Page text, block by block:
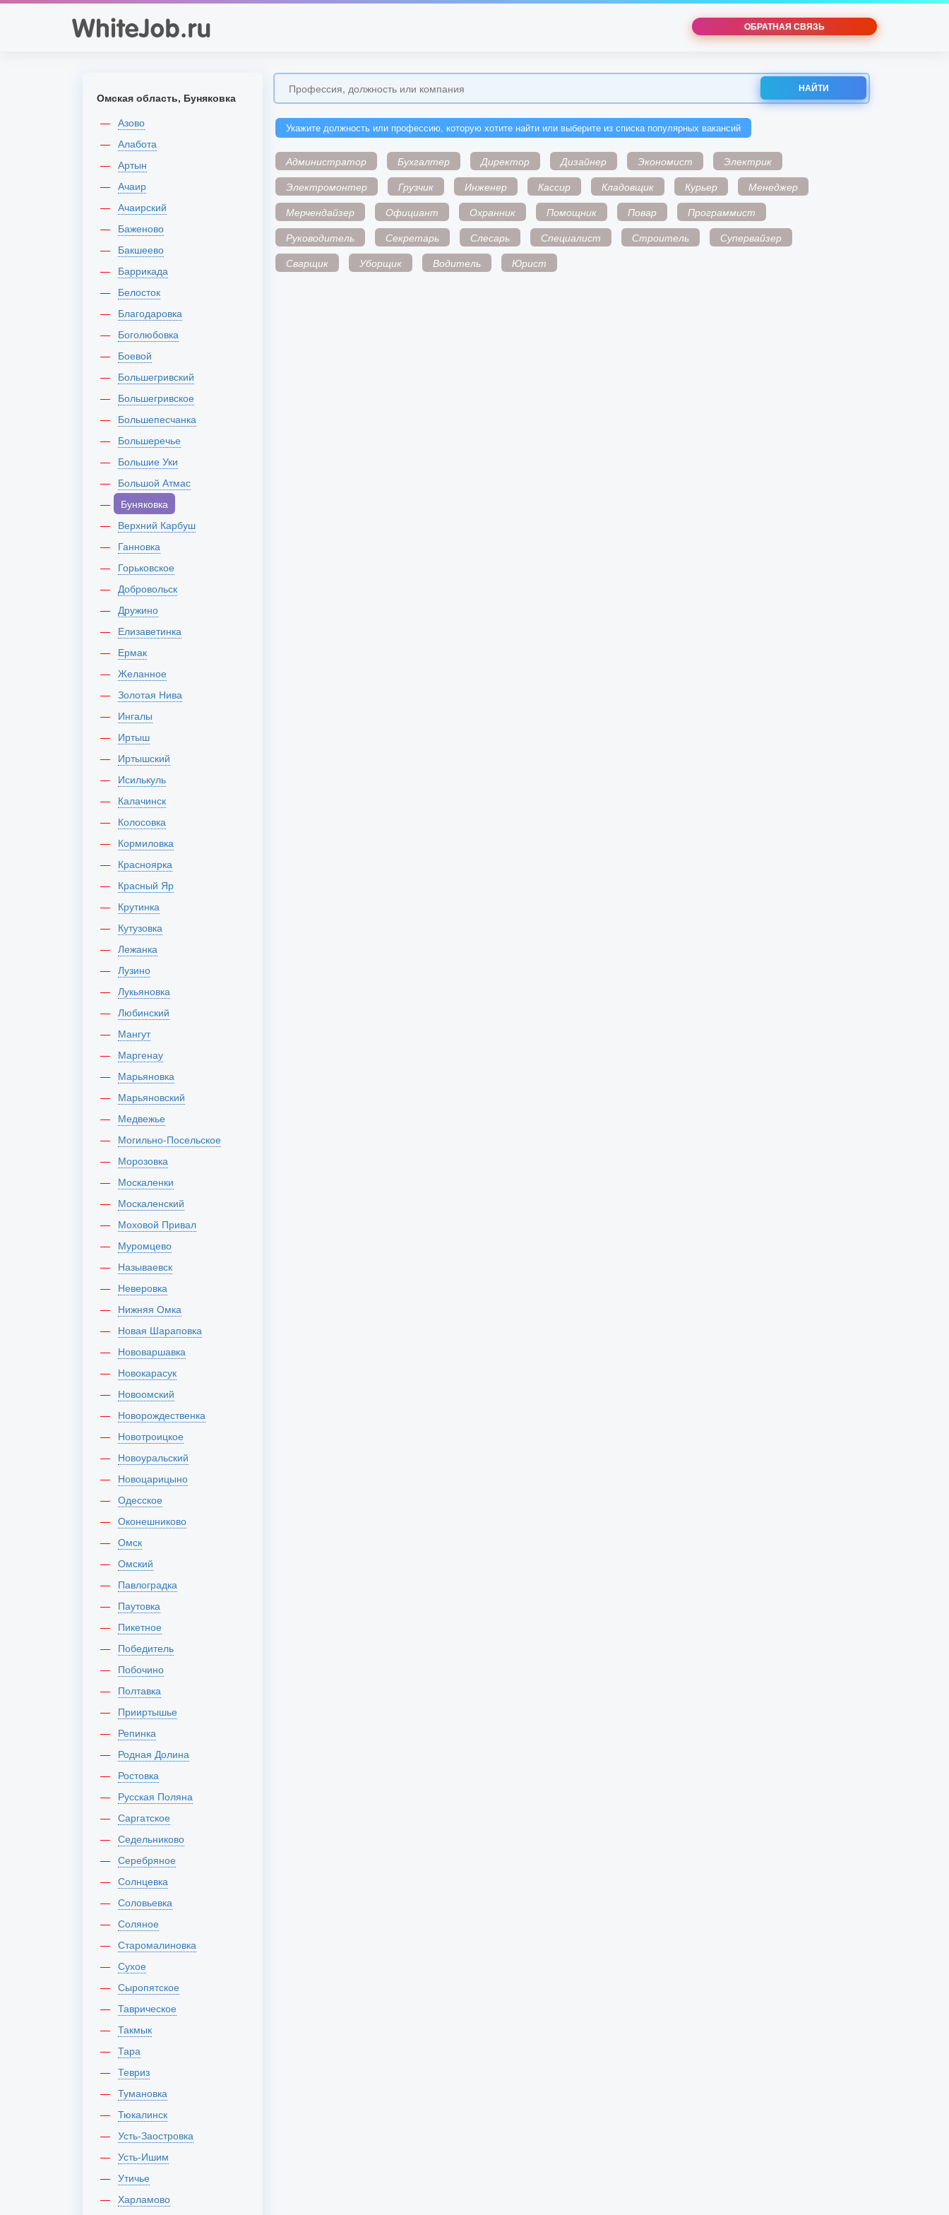
ОБРАТНАЯ СВЯЗЬ
НАЙТИ
Укажите должность или профессию, которую хотите найти или выберите из списка популярных вакансий
Администратор Бухгалтер Директор Дизайнер Экономист
Электрик
Электромонтер
Грузчик Инженер Кассир Кладовщик Курьер
Менеджер
Мерчендайзер
Официант Охранник Помощник Повар
Программист
Руководитель
Секретарь Слесарь Специалист Строитель
Супервайзер
Сварщик
Уборщик Водитель Юрист
Омская область, Буняковка
Азово
Алабота
Артын
Ачаир
Ачаирский
Баженово
Бакшеево
Баррикада
Белосток
Благодаровка
Боголюбовка
Боевой
Большегривский
Большегривское
Большепесчанка
Большеречье
Большие Уки
Большой Атмас
Буняковка
Верхний Карбуш
Ганновка
Горьковское
Добровольск
Дружино
Елизаветинка
Ермак
Желанное
Золотая Нива
Ингалы
Иртыш
Иртышский
Исилькуль
Калачинск
Колосовка
Кормиловка
Красноярка
Красный Яр
Крутинка
Кутузовка
Лежанка
Лузино
Лукьяновка
Любинский
Мангут
Маргенау
Марьяновка
Марьяновский
Медвежье
Могильно-Посельское
Морозовка
Москаленки
Москаленский
Моховой Привал
Муромцево
Называевск
Неверовка
Нижняя Омка
Новая Шараповка
Нововаршавка
Новокарасук
Новоомский
Новорождественка
Новотроицкое
Новоуральский
Новоцарицыно
Одесское
Оконешниково
Омск
Омский
Павлоградка
Паутовка
Пикетное
Победитель
Побочино
Полтавка
Прииртышье
Репинка
Родная Долина
Ростовка
Русская Поляна
Саргатское
Седельниково
Серебряное
Солнцевка
Соловьевка
Соляное
Старомалиновка
Сухое
Сыропятское
Таврическое
Такмык
Тара
Тевриз
Тумановка
Тюкалинск
Усть-Заостровка
Усть-Ишим
Утичье
Харламово